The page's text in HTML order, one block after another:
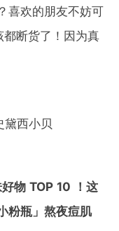
喜欢的朋友不妨可
断货了！因为真
西小贝
物 TOP 10 ！这
粉瓶」熬夜痘肌